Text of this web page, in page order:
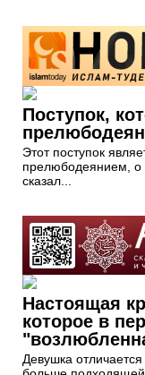
Поступок,
Этот поступок
прелюбодеянием, о
сказал...
Настоящая
которое в
Девушка